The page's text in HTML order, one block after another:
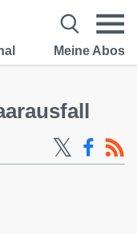
Meine Abos